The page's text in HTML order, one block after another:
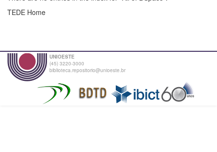
TEDE Home
UNIOESTE
(45) 3220-3000
biblioteca.repositorio@unioeste.br